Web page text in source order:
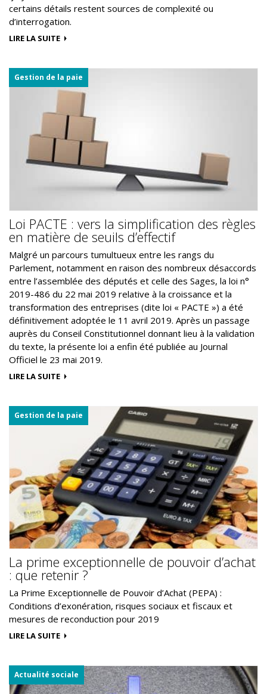
certains détails restent sources de complexité ou
d’interrogation.
LIRE LA SUITE
Gestion de la paie
Loi PACTE : vers la simplification des règles
en matière de seuils d’effectif
Malgré un parcours tumultueux entre les rangs du
Parlement, notamment en raison des nombreux désaccords
entre l’assemblée des députés et celle des Sages, la loi n°
2019-486 du 22 mai 2019 relative à la croissance et la
transformation des entreprises (dite loi « PACTE ») a été
définitivement adoptée le 11 avril 2019. Après un passage
auprès du Conseil Constitutionnel donnant lieu à la validation
du texte, la présente loi a enfin été publiée au Journal
Officiel le 23 mai 2019.
LIRE LA SUITE
Gestion de la paie
La prime exceptionnelle de pouvoir d’achat
: que retenir ?
La Prime Exceptionnelle de Pouvoir d’Achat (PEPA) :
Conditions d’exonération, risques sociaux et fiscaux et
mesures de reconduction pour 2019
LIRE LA SUITE
Actualité sociale